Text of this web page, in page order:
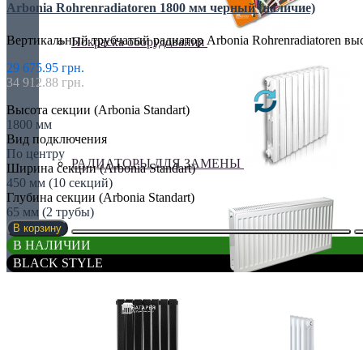
Покраска оборудования
РАДИАТОРЫ ДЛЯ ЗАМЕНЫ
Arbonia Rohrenradiatoren 1800 мм черный (наличие)
Вертикальный трубчатый радиатор Arbonia Rohrenradiatoren
29 675.95 грн.
34 912.88 грн.
Высота секции (Arbonia Standart)
1800 мм
Вид подключения
По центру
Ширина секции (Arbonia Standart)
450 мм (10 секций)
Глубина секции (Arbonia Standart)
65 мм (2 трубы)
В корзину
В НАЛИЧИИ
BLACK STYLE